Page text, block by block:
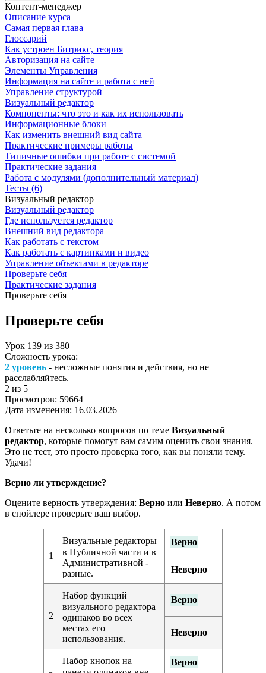
Контент-менеджер
Описание курса
Самая первая глава
Глоссарий
Как устроен Битрикс, теория
Авторизация на сайте
Элементы Управления
Информация на сайте и работа с ней
Управление структурой
Визуальный редактор
Компоненты: что это и как их использовать
Информационные блоки
Как изменить внешний вид сайта
Практические примеры работы
Типичные ошибки при работе с системой
Практические задания
Работа с модулями (дополнительный материал)
Тесты (6)
Визуальный редактор
Визуальный редактор
Где используется редактор
Внешний вид редактора
Как работать с текстом
Как работать с картинками и видео
Управление объектами в редакторе
Проверьте себя
Практические задания
Проверьте себя
Проверьте себя
Урок 139 из 380
Сложность урока:
2 уровень - несложные понятия и действия, но не
расслабляйтесь.
2 из 5
Просмотров: 59664
Дата изменения: 16.03.2026
Ответьте на несколько вопросов по теме Визуальный
редактор, которые помогут вам самим оценить свои знания.
Это не тест, это просто проверка того, как вы поняли тему.
Удачи!
Верно ли утверждение?
Оцените верность утверждения: Верно или Неверно. А потом
в спойлере проверьте ваш выбор.
1
Визуальные редакторы
в Публичной части и в
Административной -
разные.
Верно
Неверно
2
Набор функций
визуального редактора
одинаков во всех
местах его
использования.
Верно
Неверно
Набор кнопок на
Верно